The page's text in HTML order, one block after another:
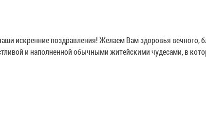
искренние поздравления! Желаем Вам здоровья вечного,
и наполненной обычными житейскими чудесами, в